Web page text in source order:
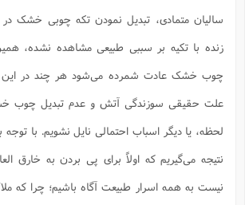
سالیان متمادی، تبدیل نمودن تکه چوبی خشک
زنده با تکیه بر سببی طبیعی مشاهده نشده،
چوب خشک عادت شمرده می‌شود هر چند در این
علت حقیقی سوزندگی آتش و عدم تبدیل چوب
لحظه، یا دیگر اسباب احتمالی نایل نشویم. با
نتیجه می‌گیریم که اولاً برای پی بردن به خارق
نیست به همه اسرار طبیعت آگاه باشیم؛ چرا که